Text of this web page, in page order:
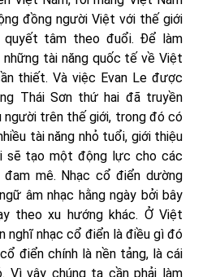
đồng người Việt với thế giới
tâm theo đuổi. Để làm
tài năng quốc tế về Việt
thiết. Và việc Evan Le được
Thái Sơn thứ hai đã truyền
người trên thế giới, trong đó có
tài năng nhỏ tuổi, giới thiệu
sẽ tạo một động lực cho các
mê. Nhạc cổ điển dường
âm nhạc hằng ngày bởi bây
theo xu hướng khác. Ở Việt
nghĩ nhạc cổ điển là điều gì đó
điển chính là nền tảng, là cái
Vì vậy chúng ta cần phải làm